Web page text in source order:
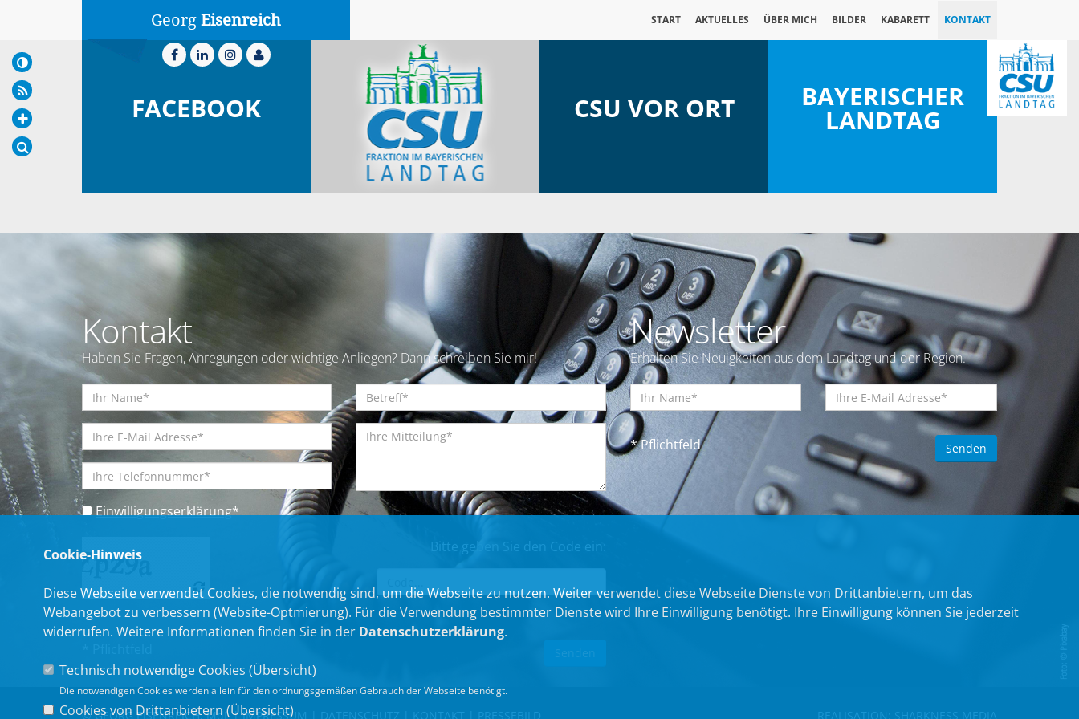
Georg Eisenreich START AKTUELLES ÜBER MICH BILDER KABARETT KONTAKT
FACEBOOK CSU VOR ORT BAYERISCHER
LANDTAG
Kontakt
Haben Sie Fragen, Anregungen oder wichtige Anliegen? Dann schreiben Sie mir!
Einwilligungserklärung*
Bitte geben Sie den Code ein:
Newsletter
Erhalten Sie Neuigkeiten aus dem Landtag und der Region.
* Pflichtfeld
© GEORG EISENREICH, MdL |IMPRESSUM DATENSCHUTZ KONTAKT PRESSEBILD REALISATION: SHARKNESS MEDIA
Cookie-Hinweis
Diese Webseite verwendet Cookies, die notwendig sind, um die Webseite zu nutzen. Weiter verwendet diese Webseite Dienste von Drittanbietern, um das
Webangebot zu verbessern (Website-Optmierung). Für die Verwendung bestimmter Dienste wird Ihre Einwilligung benötigt. Ihre Einwilligung können Sie jederzeit
widerrufen. Weitere Informationen finden Sie in der Datenschutzerklärung.
Technisch notwendige Cookies (Übersicht)
Die notwendigen Cookies werden allein für den ordnungsgemäßen Gebrauch der Webseite benötigt.
Cookies von Drittanbietern (Übersicht)